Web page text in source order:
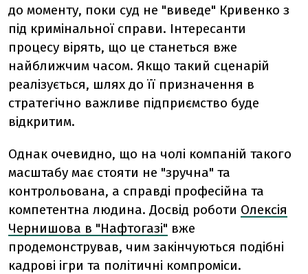
до моменту, поки суд не "виведе" Кривенко з
під кримінальної справи. Інтересанти
процесу вірять, що це станеться вже
найближчим часом. Якщо такий сценарій
реалізується, шлях до її призначення в
стратегічно важливе підприємство буде
відкритим.
Однак очевидно, що на чолі компаній такого
масштабу має стояти не "зручна" та
контрольована, а справді професійна та
компетентна людина. Досвід роботи Олексія
Чернишова в "Нафтогазі" вже
продемонстрував, чим закінчуються подібні
кадрові ігри та політичні компроміси.